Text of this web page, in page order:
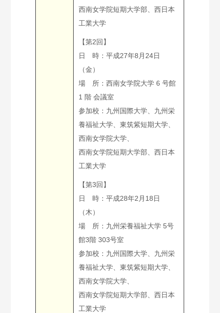
西南女学院短期大学部、西日本
工業大学
【第2回】
日 時：平成27年8月24日
（金）
場 所：西南女学院大学 6 号館
1 階 会議室
参加校：九州国際大学、九州栄
養福祉大学、東筑紫短期大学、
西南女学院大学、
西南女学院短期大学部、西日本
工業大学
【第3回】
日 時：平成28年2月18日
（木）
場 所：九州栄養福祉大学 5号
館3階 303号室
参加校：九州国際大学、九州栄
養福祉大学、東筑紫短期大学、
西南女学院大学、
西南女学院短期大学部、西日本
工業大学